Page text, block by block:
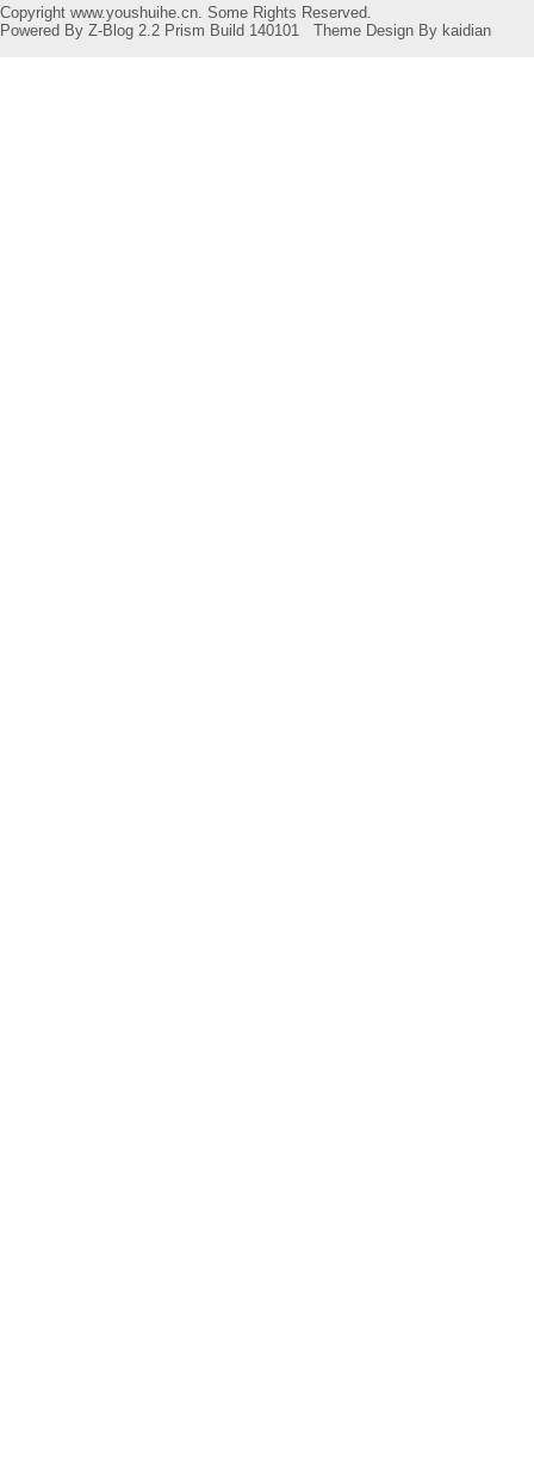
Copyright www.youshuihe.cn. Some Rights Reserved.
Powered By Z-Blog 2.2 Prism Build 140101 Theme Design By kaidian